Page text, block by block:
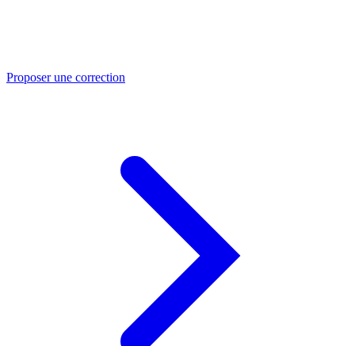
Proposer une correction